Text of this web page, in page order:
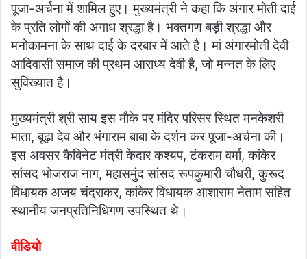
पूजा-अर्चना में शामिल हुए। मुख्यमंत्री ने कहा कि अंगार मोती दाई
के प्रति लोगों की अगाध श्रद्धा है। भक्तगण बड़ी श्रद्धा और
मनोकामना के साथ दाई के दरबार में आते है। मां अंगारमोती देवी
आदिवासी समाज की प्रथम आराध्य देवी है, जो मन्नत के लिए
सुविख्यात है।
मुख्यमंत्री श्री साय इस मौके पर मंदिर परिसर स्थित मनकेशरी
माता, बूढ़ा देव और भंगाराम बाबा के दर्शन कर पूजा-अर्चना की।
इस अवसर कैबिनेट मंत्री केदार कश्यप, टंकराम वर्मा, कांकेर
सांसद भोजराज नाग, महासमुंद सांसद रूपकुमारी चौधरी, कुरूद
विधायक अजय चंद्राकर, कांकेर विधायक आशाराम नेताम सहित
स्थानीय जनप्रतिनिधिगण उपस्थित थे।
वीडियो